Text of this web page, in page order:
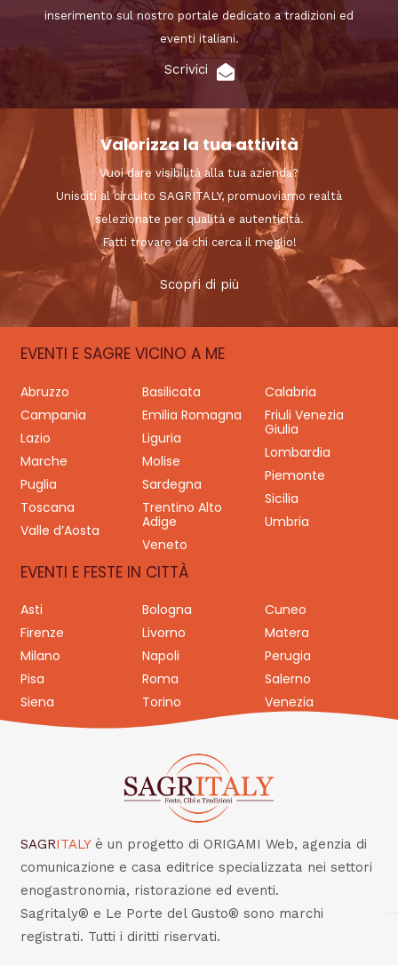
inserimento sul nostro portale dedicato a tradizioni ed
eventi italiani.
Scrivici
Valorizza la tua attività
Vuoi dare visibilità alla tua azienda?
Unisciti al circuito SAGRITALY, promuoviamo realtà
selezionate per qualità e autenticità.
Fatti trovare da chi cerca il meglio!
Scopri di più
EVENTI E SAGRE VICINO A ME
Abruzzo Basilicata
Calabria
Campania
Emilia Romagna
Friuli Venezia
Giulia
Lazio
Liguria
Lombardia
Marche
Molise
Piemonte
Puglia
Sardegna
Sicilia
Toscana
Trentino Alto
Adige
Umbria
Valle d’Aosta
Veneto
EVENTI E FESTE IN CITTÀ
Asti Bologna
Cuneo
Firenze
Livorno
Matera
Milano
Napoli
Perugia
Pisa
Roma
Salerno
Siena
Torino Venezia
SAGRITALY è un progetto di ORIGAMI Web, agenzia di
comunicazione e casa editrice specializzata nei settori
enogastronomia, ristorazione ed eventi.
Sagritaly® e Le Porte del Gusto® sono marchi
registrati. Tutti i diritti riservati.